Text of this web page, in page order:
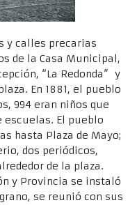
y calles precarias
de la Casa Municipal,
“La Redonda” y
En 1881, el pueblo
994 eran niños que
El pueblo
hasta Plaza de Mayo;
dos periódicos,
de la plaza.
y Provincia se instaló
se reunió con sus